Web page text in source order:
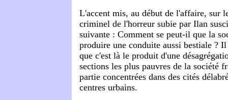
L'accent mis, au début de l'affaire, sur
criminel de l'horreur subie par Ilan
suivante : Comment se peut-il que la
produire une conduite aussi bestiale ?
que c'est là le produit d'une
sections les plus pauvres de la société
partie concentrées dans des cités
centres urbains.